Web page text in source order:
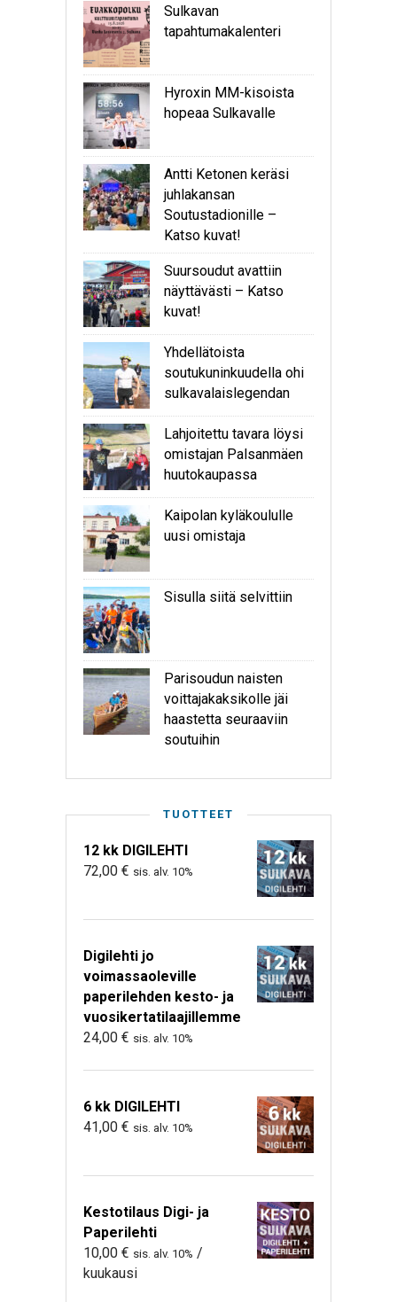
Sulkavan
tapahtumakalenteri
Hyroxin MM-kisoista
hopeaa Sulkavalle
Antti Ketonen keräsi
juhlakansan
Soutustadionille –
Katso kuvat!
Suursoudut avattiin
näyttävästi – Katso
kuvat!
Yhdellätoista
soutukuninkuudella ohi
sulkavalaislegendan
Lahjoitettu tavara löysi
omistajan Palsanmäen
huutokaupassa
Kaipolan kyläkoululle
uusi omistaja
Sisulla siitä selvittiin
Parisoudun naisten
voittajakaksikolle jäi
haastetta seuraaviin
soutuihin
TUOTTEET
12 kk DIGILEHTI
72,00 € sis. alv. 10%
Digilehti jo
voimassaoleville
paperilehden kesto- ja
vuosikertatilaajillemme
24,00 € sis. alv. 10%
6 kk DIGILEHTI
41,00 € sis. alv. 10%
Kestotilaus Digi- ja
Paperilehti
10,00 € sis. alv. 10% /
kuukausi